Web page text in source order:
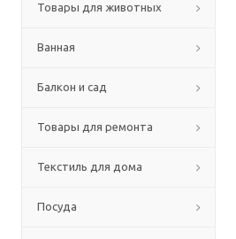
Товары для животных
Ванная
Балкон и сад
Товары для ремонта
Текстиль для дома
Посуда